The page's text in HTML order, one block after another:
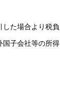
た場合より税負
国子会社等の所得